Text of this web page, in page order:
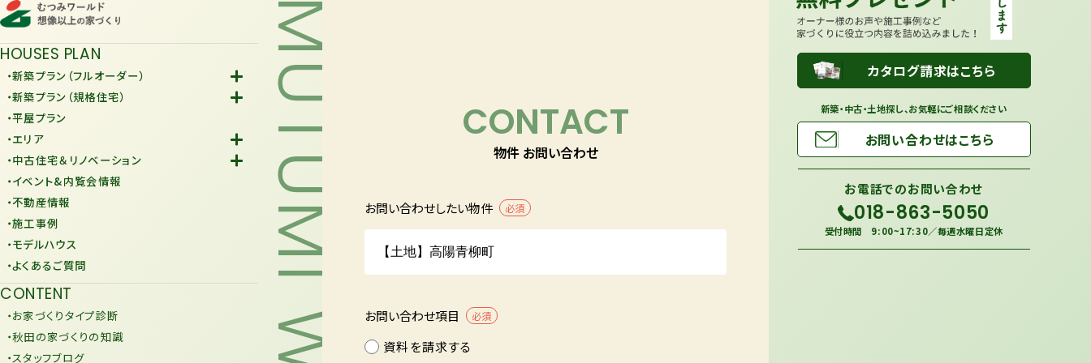
HOUSES PLAN
・新築プラン（フルオーダー）
-Fiore
・新築プラン（規格住宅）
-規格住宅
-KURAFIT
-JiU
・平屋プラン
・エリア
-潟上市
-由利本荘市
・中古住宅＆リノベーション
-中古住宅
-リノベーション
・イベント&内覧会情報
・不動産情報
・施工事例
・モデルハウス
・よくあるご質問
CONTENT
・お家づくりタイプ診断
・秋田の家づくりの知識
・スタッフブログ
カタログ請求はこちら
新築・中古・土地探し、お気軽にご相談ください
お問い合わせはこちら
お電話でのお問い合わせ
018-863-5050
受付時間 9:00~17:30／毎週水曜日定休
CONTACT
物件 お問い合わせ
お問い合わせしたい物件 必須
お問い合わせ項目 必須
資料を請求する